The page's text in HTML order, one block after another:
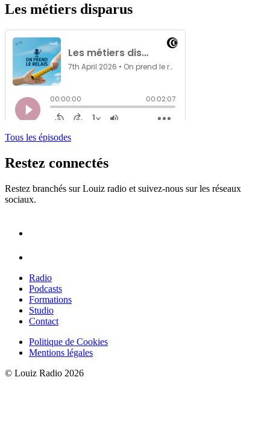
Les métiers disparus
Tous les épisodes
Restez connectés
Restez branchés sur Louiz radio et suivez-nous sur les réseaux
sociaux.
Radio
Podcasts
Formations
Studio
Contact
Politique de Cookies
Mentions légales
© Louiz Radio 2026